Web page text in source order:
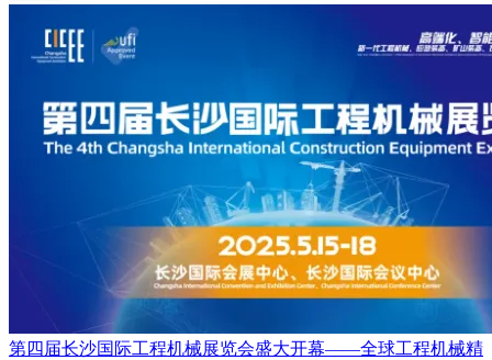
第四届长沙国际工程机械展览会盛大开幕——全球工程机械精